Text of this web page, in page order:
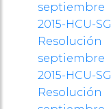
septiembre
2015-HCU-
septiembre
2015-HCU-